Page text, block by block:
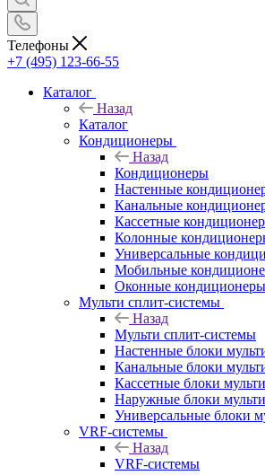
Телефоны
+7 (495) 123-66-55
Каталог
Назад
Каталог
Кондиционеры
Назад
Кондиционеры
Настенные
Канальные
Кассетные
Колонные
Универсальные
Мобильные
Оконные кондиционеры
Мульти сплит-системы
Назад
Мульти сплит-системы
Настенные блоки
Канальные блоки
Кассетные блоки
Наружные блоки
Универсальные блоки
VRF-системы
Назад
VRF-системы